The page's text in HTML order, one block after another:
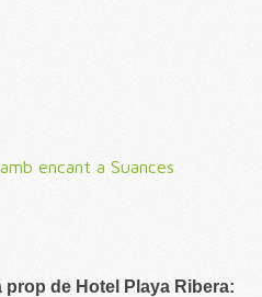
encant a Suances
prop de Hotel Playa Ribera: